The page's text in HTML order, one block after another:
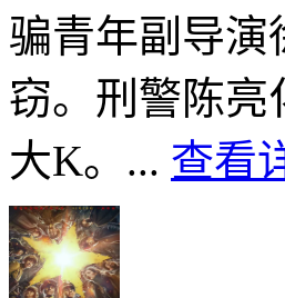
骗青年副导演
窃。刑警陈亮
大K。... 查看